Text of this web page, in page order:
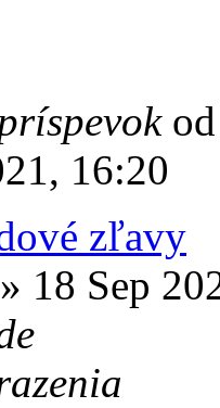
16:20
zľavy
» 18 Sep